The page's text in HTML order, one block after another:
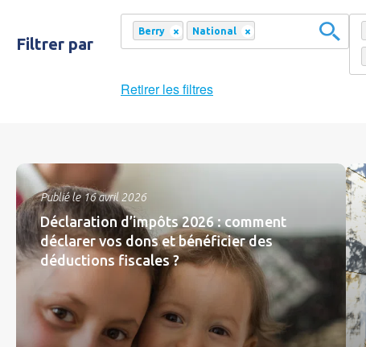
Filtrer par
×
Berry ×
National
Retirer les filtres
Publié le 16 avril 2026
Déclaration d’impôts 2026 : comment
déclarer vos dons et bénéficier des
déductions fiscales ?